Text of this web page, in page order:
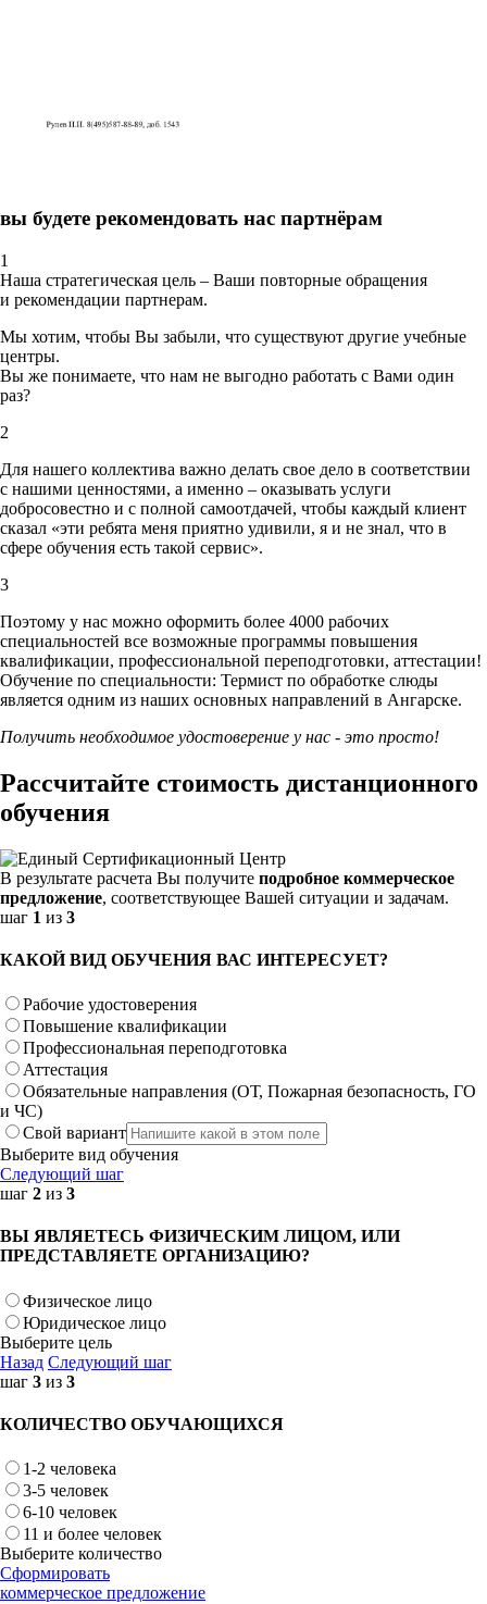
вы будете рекомендовать нас партнёрам
1
Наша стратегическая цель – Ваши повторные обращения
и рекомендации партнерам.
Мы хотим, чтобы Вы забыли, что существуют другие учебные
центры.
Вы же понимаете, что нам не выгодно работать с Вами один
раз?
2
Для нашего коллектива важно делать свое дело в соответствии
с нашими ценностями, а именно – оказывать услуги
добросовестно и с полной самоотдачей, чтобы каждый клиент
сказал «эти ребята меня приятно удивили, я и не знал, что в
сфере обучения есть такой сервис».
3
Поэтому у нас можно оформить более 4000 рабочих
специальностей все возможные программы повышения
квалификации, профессиональной переподготовки, аттестации!
Обучение по специальности: Термист по обработке слюды
является одним из наших основных направлений в Ангарске.
Получить необходимое удостоверение у нас - это просто!
Рассчитайте стоимость дистанционного
обучения
В результате расчета Вы получите подробное коммерческое
предложение, соответствующее Вашей ситуации и задачам.
шаг 1 из 3
КАКОЙ ВИД ОБУЧЕНИЯ ВАС ИНТЕРЕСУЕТ?
Рабочие удостоверения
Повышение квалификации
Профессиональная переподготовка
Аттестация
Обязательные направления (ОТ, Пожарная безопасность, ГО
и ЧС)
Свой вариант
Выберите вид обучения
Следующий шаг
шаг 2 из 3
ВЫ ЯВЛЯЕТЕСЬ ФИЗИЧЕСКИМ ЛИЦОМ, ИЛИ
ПРЕДСТАВЛЯЕТЕ ОРГАНИЗАЦИЮ?
Физическое лицо
Юридическое лицо
Выберите цель
Назад Следующий шаг
шаг 3 из 3
КОЛИЧЕСТВО ОБУЧАЮЩИХСЯ
1-2 человека
3-5 человек
6-10 человек
11 и более человек
Выберите количество
Сформировать
коммерческое предложение